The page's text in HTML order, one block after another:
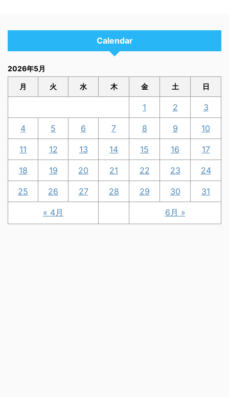
Calendar
2026年5月
月 火 水 木 金 土 日
« 4月 6月 »
1 2 3
4 5 6 7 8 9 10
11 12 13 14 15 16 17
18 19 20 21 22 23 24
25 26 27 28 29 30 31